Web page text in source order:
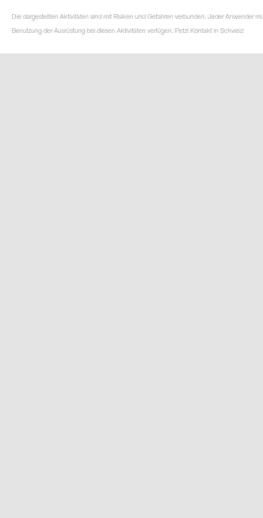
Die dargestellten Aktivitäten sind mit Risiken und Gefahren verbunden. Jeder Anwender
Benutzung der Ausrüstung bei diesen Aktivitäten verfügen. Petzl Kontakt in Schweiz